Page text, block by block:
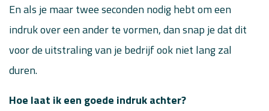
En als je maar twee seconden nodig hebt om een
indruk over een ander te vormen, dan snap je dat dit
voor de uitstraling van je bedrijf ook niet lang zal
duren.
Hoe laat ik een goede indruk achter?